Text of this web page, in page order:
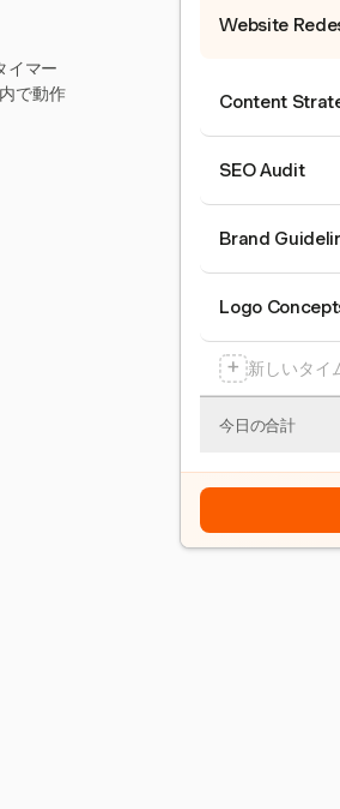
イマー
で動作
Website
Content
SEO Audit
Brand
Logo
+ 新しいタイ
今日の合計